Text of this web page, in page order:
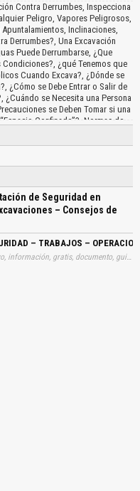
Contra Derrumbes, Inspecciona
Peligro, Vapores Peligrosos,
Inclinaciones,
Derrumbes?, Una Excavación
Puede Derrumbarse, ¿Que
¿qué Tenemos que
Cuando Excava?, ¿Dónde se
¿Cómo se Debe Entrar o Salir de
¿Cuándo se Necesita una Persona
se Deben Tomar si una
Confinado”?, Normas de
de la Cuadrilla…
de Seguridad en
– Consejos de
– TRABAJOS –
Tags: material, materiales, utilidad, utilitario, archivo, información, gratis, documento, guias, guías, zanjados, excavación, huecos, aprender, descargas